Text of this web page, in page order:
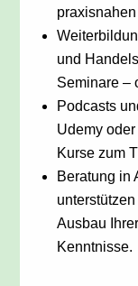
und
Seminare –
Podcasts
Udemy
Kurse zum
Beratung in
Ausbau
Kenntnisse.